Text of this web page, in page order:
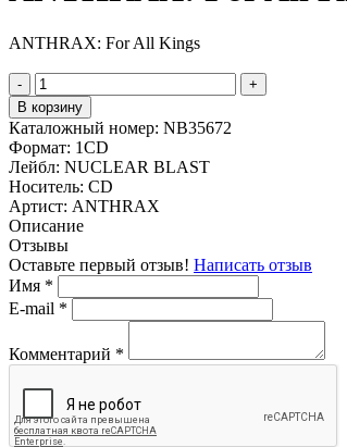
ANTHRAX: For All Kings
-
+
В корзину
Каталожный номер: NB35672
Формат: 1CD
Лейбл: NUCLEAR BLAST
Носитель: CD
Артист: ANTHRAX
Описание
Отзывы
Оставьте первый отзыв! Написать отзыв
Имя *
E-mail *
Комментарий *